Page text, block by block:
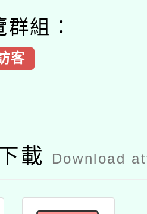
組：
客
載 Download